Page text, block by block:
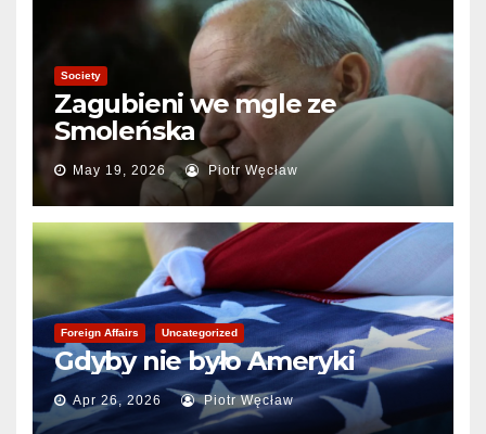
Society
Zagubieni we mgle ze
Smoleńska
May 19, 2026 Piotr Węcław
Foreign Affairs Uncategorized
Gdyby nie było Ameryki
Apr 26, 2026 Piotr Węcław